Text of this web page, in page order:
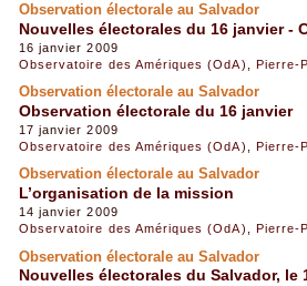
Observation électorale au Salvador
Nouvelles électorales du 16 janvier -
16 janvier 2009
Observatoire des Amériques (OdA)
Pierre-
Observation électorale au Salvador
Observation électorale du 16 janvier
17 janvier 2009
Observatoire des Amériques (OdA)
Pierre-
Observation électorale au Salvador
L’organisation de la mission
14 janvier 2009
Observatoire des Amériques (OdA)
Pierre-
Observation électorale au Salvador
Nouvelles électorales du Salvador, le